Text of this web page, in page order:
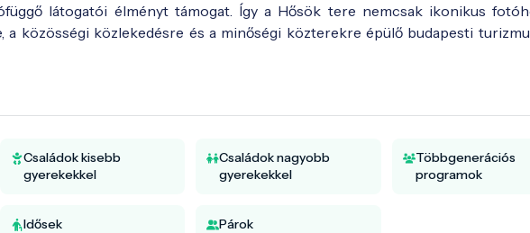
látogatói élményt támogat. Így a Hősök tere nemcsak ikonikus
a közösségi közlekedésre és a minőségi közterekre épülő budapesti
Családok kisebb
gyerekekkel
Családok nagyobb
gyerekekkel
Többgenerációs
programok
Idősek Párok